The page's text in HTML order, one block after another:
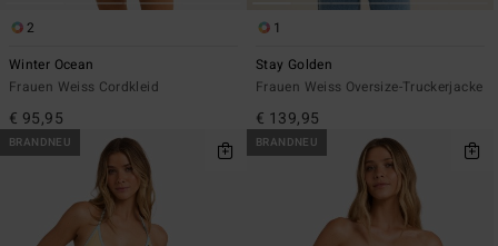
2
Winter Ocean
Frauen Weiss Cordkleid
€ 95,95
1
Stay Golden
Frauen Weiss Oversize-Truckerjacke
€ 139,95
BRANDNEU BRANDNEU